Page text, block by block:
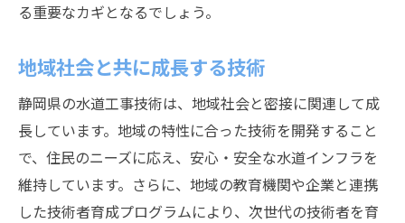
る重要なカギとなるでしょう。
地域社会と共に成長する技術
静岡県の水道工事技術は、地域社会と密接に関連して成
長しています。地域の特性に合った技術を開発すること
で、住民のニーズに応え、安心・安全な水道インフラを
維持しています。さらに、地域の教育機関や企業と連携
した技術者育成プログラムにより、次世代の技術者を育